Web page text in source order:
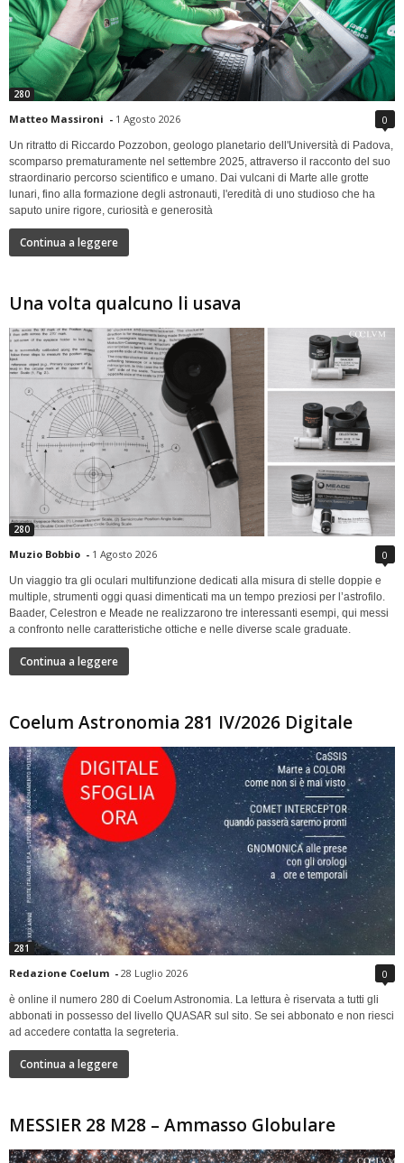
280
Matteo Massironi - 1 Agosto 2026 0
Un ritratto di Riccardo Pozzobon, geologo planetario dell'Università di Padova,
scomparso prematuramente nel settembre 2025, attraverso il racconto del suo
straordinario percorso scientifico e umano. Dai vulcani di Marte alle grotte
lunari, fino alla formazione degli astronauti, l'eredità di uno studioso che ha
saputo unire rigore, curiosità e generosità
Continua a leggere
Una volta qualcuno li usava
280
Muzio Bobbio - 1 Agosto 2026 0
Un viaggio tra gli oculari multifunzione dedicati alla misura di stelle doppie e
multiple, strumenti oggi quasi dimenticati ma un tempo preziosi per l’astrofilo.
Baader, Celestron e Meade ne realizzarono tre interessanti esempi, qui messi
a confronto nelle caratteristiche ottiche e nelle diverse scale graduate.
Continua a leggere
Coelum Astronomia 281 IV/2026 Digitale
281
Redazione Coelum - 28 Luglio 2026 0
è online il numero 280 di Coelum Astronomia. La lettura è riservata a tutti gli
abbonati in possesso del livello QUASAR sul sito. Se sei abbonato e non riesci
ad accedere contatta la segreteria.
Continua a leggere
MESSIER 28 M28 – Ammasso Globulare